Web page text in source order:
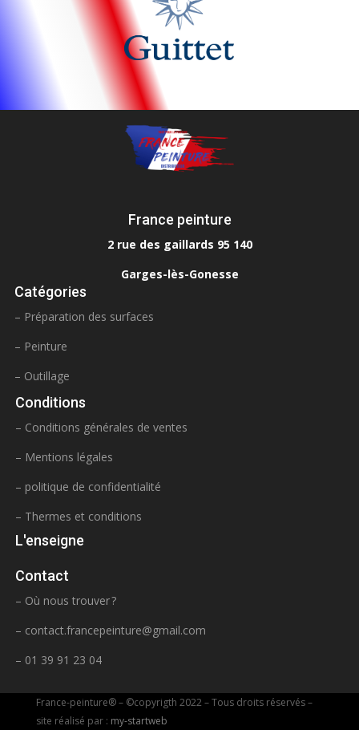
France peinture
2 rue des gaillards 95 140
Garges-lès-Gonesse
Catégories
– Préparation des surfaces
– Peinture
– Outillage
Conditions
– Conditions générales de ventes
– Mentions légales
– politique de confidentialité
– Thermes et conditions
L'enseigne
Contact
– Où nous trouver ?
– contact.francepeinture@gmail.com
– 01 39 91 23 04
France-peinture® – ©copyrigth 2022 – Tous droits réservés –
site réalisé par : my-startweb